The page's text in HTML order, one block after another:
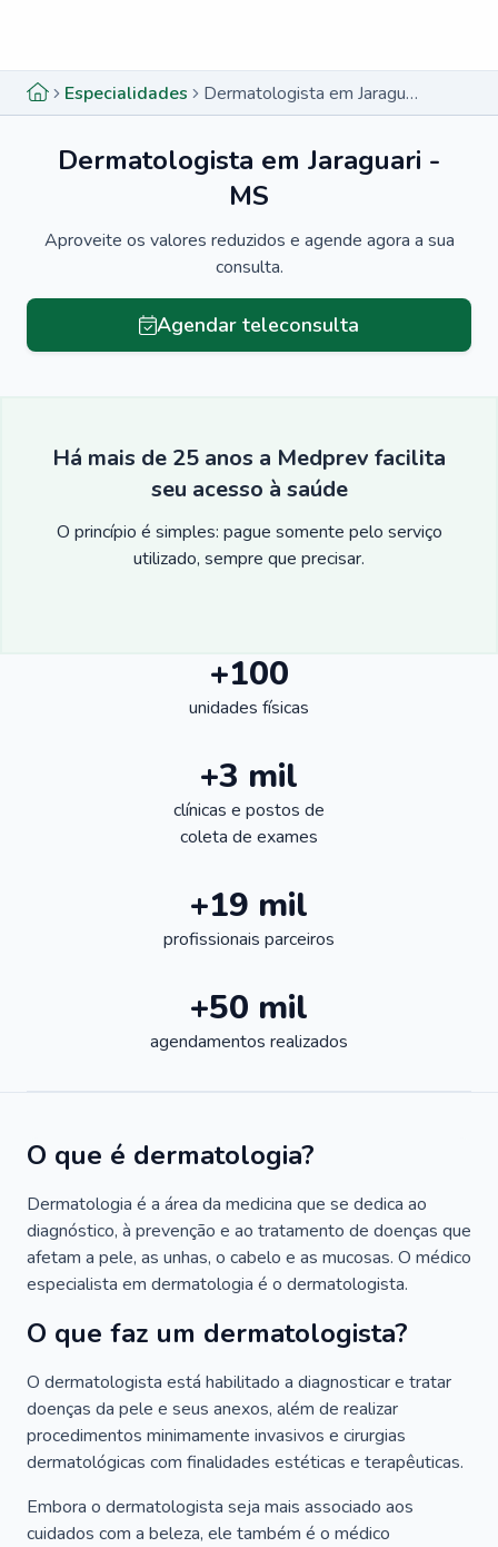
Especialidades Dermatologista em Jaraguari - MS
Dermatologista em Jaraguari -
MS
Aproveite os valores reduzidos e agende agora a sua
consulta.
Agendar teleconsulta
Há mais de 25 anos a Medprev facilita
seu acesso à saúde
O princípio é simples: pague somente pelo serviço
utilizado, sempre que precisar.
+100
unidades físicas
+3 mil
clínicas e postos de
coleta de exames
+19 mil
profissionais parceiros
+50 mil
agendamentos realizados
O que é dermatologia?
Dermatologia é a área da medicina que se dedica ao
diagnóstico, à prevenção e ao tratamento de doenças que
afetam a pele, as unhas, o cabelo e as mucosas. O médico
especialista em dermatologia é o dermatologista.
O que faz um dermatologista?
O dermatologista está habilitado a diagnosticar e tratar
doenças da pele e seus anexos, além de realizar
procedimentos minimamente invasivos e cirurgias
dermatológicas com finalidades estéticas e terapêuticas.
Embora o dermatologista seja mais associado aos
cuidados com a beleza, ele também é o médico